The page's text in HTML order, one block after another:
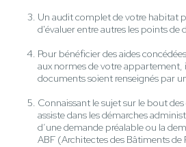
Un audit complet de votre habitat
d'évaluer entre autres les points de
Pour bénéficier des aides
aux normes de votre appartement,
documents soient renseignés par
Connaissant le sujet sur le bout
assiste dans les démarches
d’une demande préalable ou la
ABF (Architectes des Bâtiments de